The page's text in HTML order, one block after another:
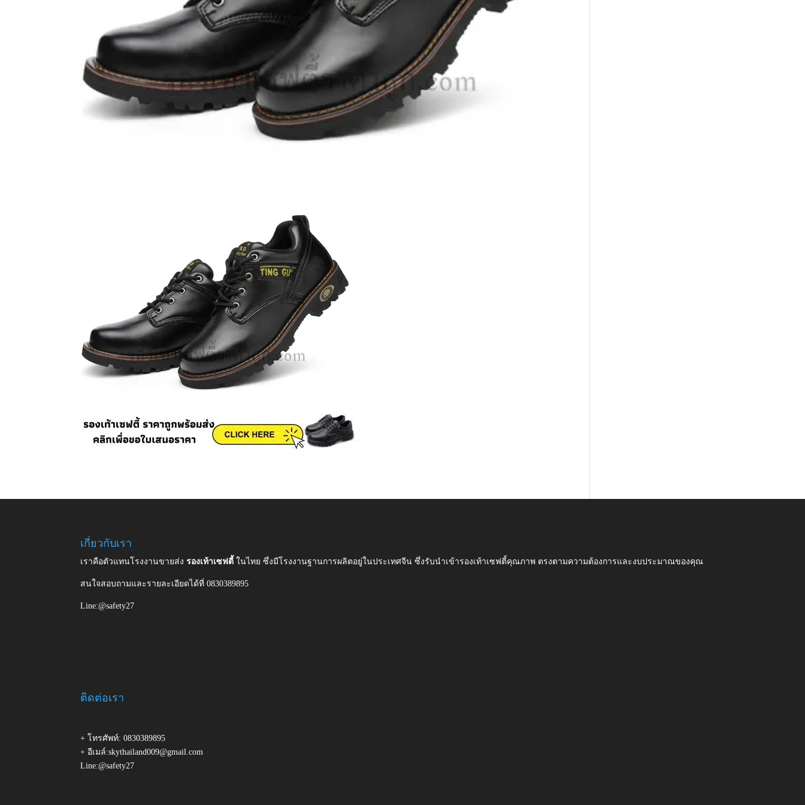
เกี่ยวกับเรา
เราคือตัวแทนโรงงานขายส่งรองเท้าเซฟตี้ในไทย ซึ่งมีโรงงานฐานการผลิตอยู่ในประเทศจีน ซึ่งรับนำเข้ารองเท้าเซฟตี้คุณภาพ ตรงตามความต้องการและงบประมาณของคุณ
สนใจสอบถามและรายละเอียดได้ที่ 0830389895
Line:@safety27
ติดต่อเรา
+ โทรศัพท์: 0830389895
+ อีเมล์:skythailand009@gmail.com
Line:@safety27